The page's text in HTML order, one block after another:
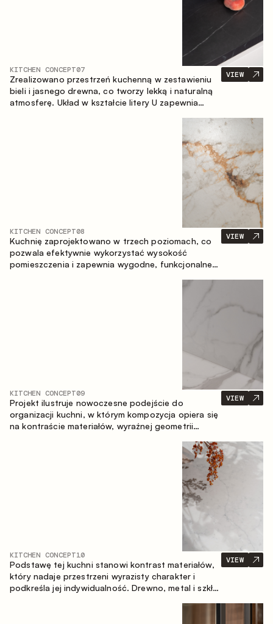
KITCHEN CONCEPT07
Zrealizowano przestrzeń kuchenną w zestawieniu
bieli i jasnego drewna, co tworzy lekką i naturalną
atmosferę. Układ w kształcie litery U zapewnia
użytkową, tworząc miejsce na szybkie śniadania i
VIEW
KITCHEN CONCEPT08
Kuchnię zaprojektowano w trzech poziomach, co
pozwala efektywnie wykorzystać wysokość
pomieszczenia i zapewnia wygodne, funkcjonalne
VIEW
KITCHEN CONCEPT09
Projekt ilustruje nowoczesne podejście do
organizacji kuchni, w którym kompozycja opiera się
na kontraście materiałów, wyraźnej geometrii
stref przechowywania. Układ prosty z wyspą
buduje logiczną strukturę przestrzeni oraz tworzy
wygodną oś komunikacyjną między strefami
VIEW
KITCHEN CONCEPT10
Podstawę tej kuchni stanowi kontrast materiałów,
który nadaje przestrzeni wyrazisty charakter i
podkreśla jej indywidualność. Drewno, metal i szkło
VIEW